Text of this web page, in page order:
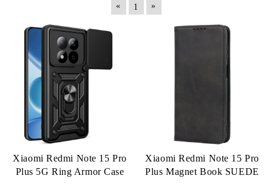
« 1 »
Xiaomi Redmi Note 15 Pro
Plus 5G Ring Armor Case
Xiaomi Redmi Note 15 Pro
Plus Magnet Book SUEDE